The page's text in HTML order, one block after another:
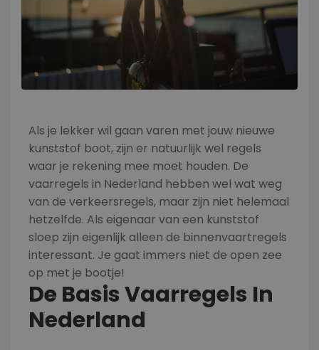
Als je lekker wil gaan varen met jouw nieuwe
kunststof boot, zijn er natuurlijk wel regels
waar je rekening mee moet houden. De
vaarregels in Nederland hebben wel wat weg
van de verkeersregels, maar zijn niet helemaal
hetzelfde. Als eigenaar van een kunststof
sloep zijn eigenlijk alleen de binnenvaartregels
interessant. Je gaat immers niet de open zee
op met je bootje!
De Basis Vaarregels In
Nederland